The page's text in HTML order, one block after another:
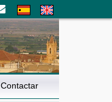
Contactar